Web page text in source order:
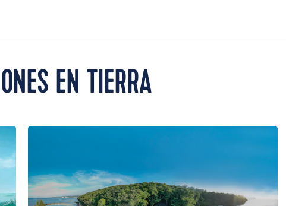
EN TIERRA